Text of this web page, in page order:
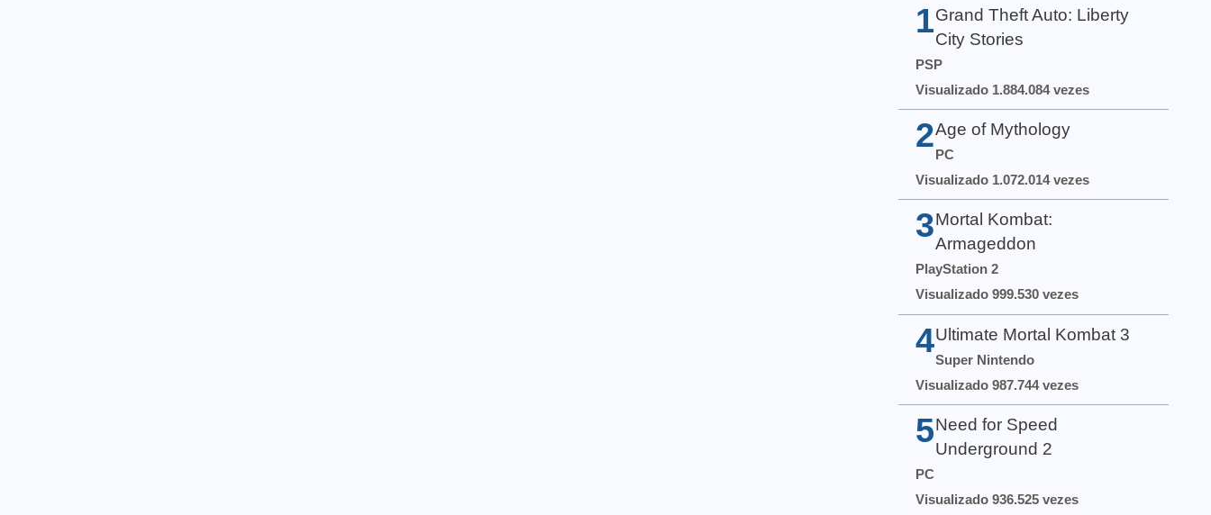
1 Grand Theft Auto: Liberty
City Stories
PSP
Visualizado 1.884.084 vezes
2Age of Mythology
PC
Visualizado 1.072.014 vezes
3 Mortal Kombat:
Armageddon
PlayStation 2
Visualizado 999.530 vezes
4 Ultimate Mortal Kombat 3
Super Nintendo
Visualizado 987.744 vezes
5 Need for Speed
Underground 2
PC
Visualizado 936.525 vezes